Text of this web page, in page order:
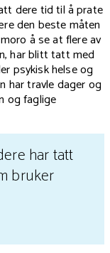
dere tid til å prate
den beste måten
å se at flere av
har blitt tatt med
psykisk helse og
har travle dager og
og faglige
har tatt
bruker